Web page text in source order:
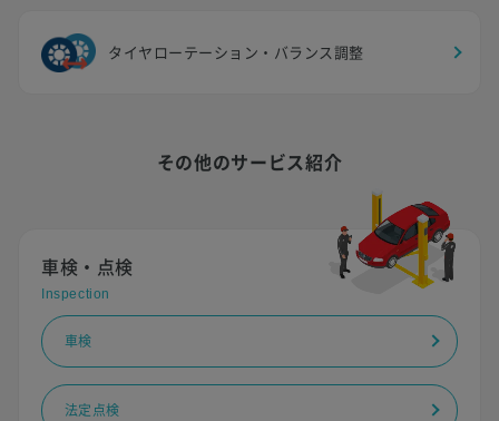
タイヤローテーション・バランス調整
その他のサービス紹介
車検・点検
Inspection
車検
法定点検